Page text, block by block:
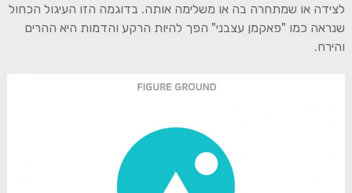
לצידה או שמתחרה בה או משלימה אותה. בדוגמה הזו העיגול הכחול
שנראה כמו "פאקמן עצבני" הפך להיות הרקע והדמות היא ההרים
והירח.